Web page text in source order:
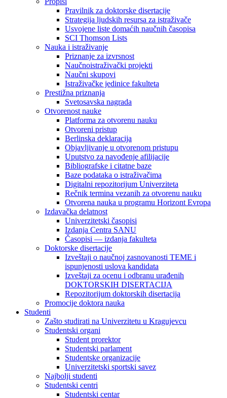
Pravilnik za doktorske disertacije
Strategija ljudskih resursa za istraživače
Usvojene liste domaćih naučnih časopisa
SCI Thomson Lists
Nauka i istraživanje
Priznanje za izvrsnost
Naučnoistraživački projekti
Naučni skupovi
Istraživačke jedinice fakulteta
Prestižna priznanja
Svetosavska nagrada
Otvorenost nauke
Platforma za otvorenu nauku
Otvoreni pristup
Berlinska deklaracija
Objavljivanje u otvorenom pristupu
Uputstvo za navođenje afilijacije
Bibliografske i citatne baze
Baze podataka o istraživačima
Digitalni repozitorijum Univerziteta
Rečnik termina vezanih za otvorenu nauku
Otvorena nauka u programu Horizont Evropa
Izdavačka delatnost
Univerzitetski časopisi
Izdanja Centra SANU
Časopisi — izdanja fakulteta
Doktorske disertacije
Izveštaji o naučnoj zasnovanosti TEME i
ispunjenosti uslova kandidata
Izveštaji za ocenu i odbranu urađenih
DOKTORSKIH DISERTACIJA
Repozitorijum doktorskih disertacija
Promocije doktora nauka
Studenti
Zašto studirati na Univerzitetu u Kragujevcu
Studentski organi
Student prorektor
Studentski parlament
Studentske organizacije
Univerzitetski sportski savez
Najbolji studenti
Studentski centri
Studentski centar